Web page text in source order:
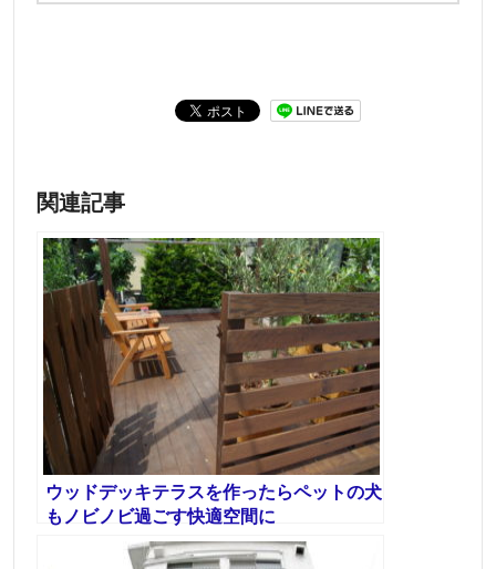
関連記事
ウッドデッキテラスを作ったらペットの犬
もノビノビ過ごす快適空間に